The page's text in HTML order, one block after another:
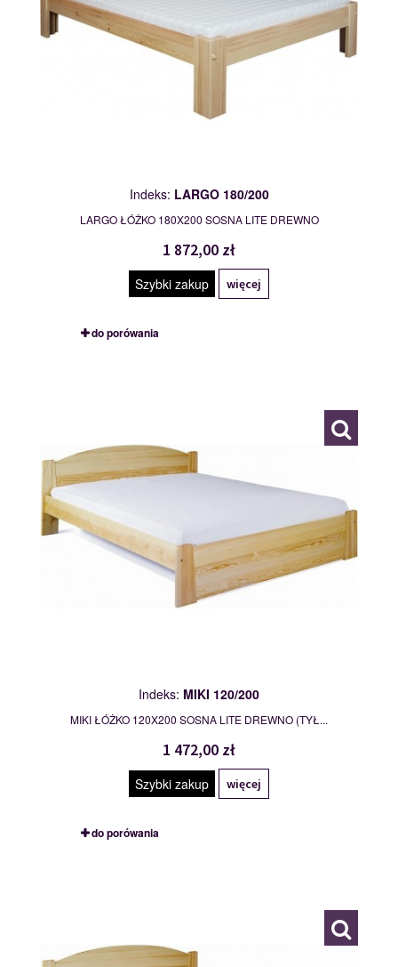
Indeks: LARGO 180/200
LARGO ŁÓŻKO 180X200 SOSNA LITE DREWNO
1 872,00 zł
Szybki zakup więcej
do porówania
Indeks: MIKI 120/200
MIKI ŁÓŻKO 120X200 SOSNA LITE DREWNO (TYŁ...
1 472,00 zł
Szybki zakup więcej
do porówania